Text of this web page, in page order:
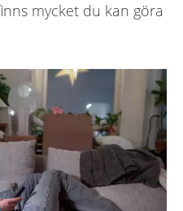
mycket du kan göra